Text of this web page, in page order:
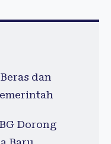
dan
Dorong